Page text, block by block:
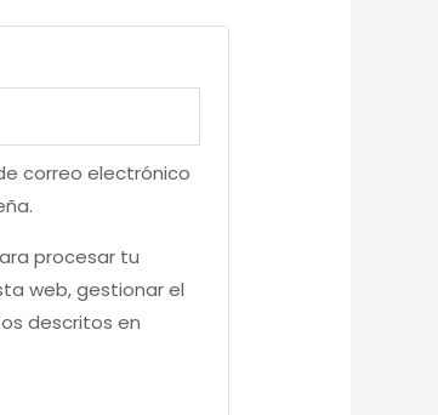
correo electrónico
procesar tu
web, gestionar el
descritos en